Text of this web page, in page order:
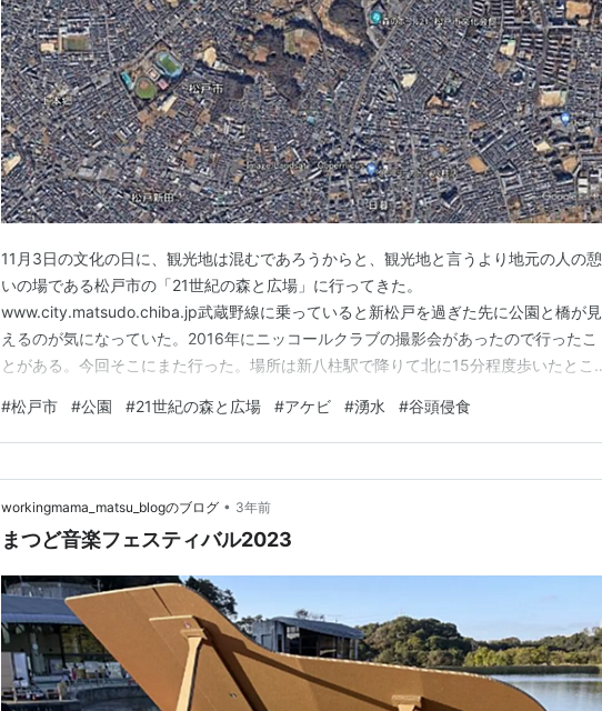
11月3日の文化の日に、観光地は混むであろうからと、観光地と言うより地元の人の憩
いの場である松戸市の「21世紀の森と広場」に行ってきた。
www.city.matsudo.chiba.jp武蔵野線に乗っていると新松戸を過ぎた先に公園と橋が見
えるのが気になっていた。2016年にニッコールクラブの撮影会があったので行ったこ
とがある。今回そこにまた行った。場所は新八柱駅で降りて北に15分程度歩いたとこ
という溜池とその上流の湿地帯だったようで、下流の都市化で農業用水の需要が減り公
園の需要は高まり、湿地帯を埋め立てて公園にしたよ…
#松戸市 #公園 #21世紀の森と広場 #アケビ #湧水 #谷頭侵食
workingmama_matsu_blogのブログ • 3年前
まつど音楽フェスティバル2023